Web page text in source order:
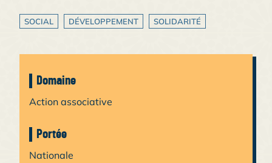
SOCIAL DÉVELOPPEMENT SOLIDARITÉ
Domaine
Action associative
Portée
Nationale